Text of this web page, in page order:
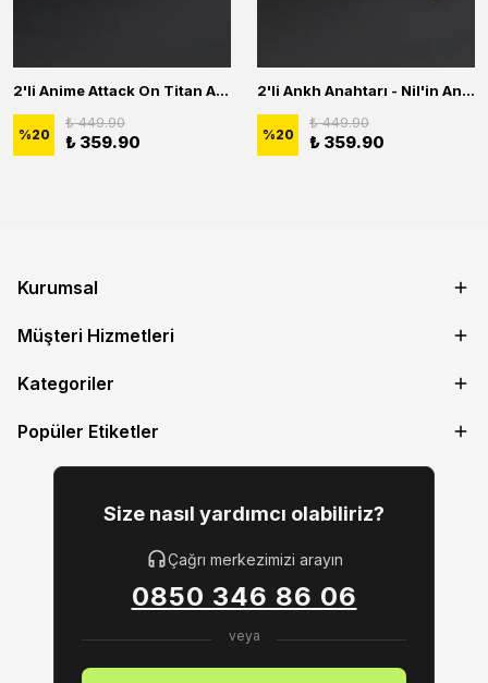
2'li Anime Attack On Titan Acrylic Maria Anime Naruto Erkek Kadın Kolye Seti
%20
₺ 449.90
₺ 359.90
2'li Ankh Anahtarı - Nil'in Anahtarı - Kuru Kafa Erkek Kadın Kolye Seti
%20
₺ 449.90
₺ 359.90
Kurumsal
Müşteri Hizmetleri
Kategoriler
Popüler Etiketler
Size nasıl yardımcı olabiliriz?
Çağrı merkezimizi arayın
0850 346 86 06